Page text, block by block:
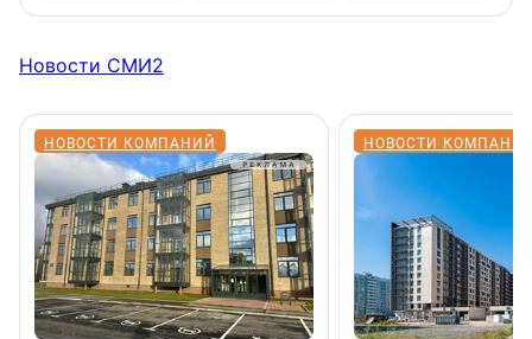
Новости СМИ2
НОВОСТИ КОМПАНИЙ НОВОСТИ